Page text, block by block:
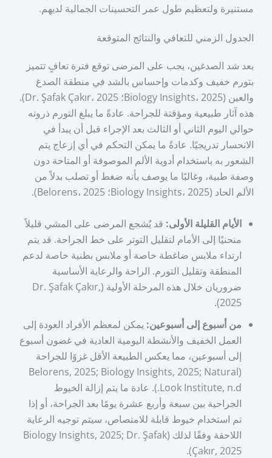
مستنيرة ولتعظيم طول عمر التحسينات الجمالية لديهم.
الجدول الزمني للتعافي والنتائج المتوقعة
بعد شد الصدغين، يجب على المرضى توقع فترة تعافٍ تتميز
بتورم خفيف وكدمات وإحساس بالشد في منطقة الصدغ
والعين (Biology Insights، 2025؛ Dr. Şafak Çakır، 2025).
هذه آثار طبيعية ومؤقتة للجراحة. عادةً ما يبلغ التورم ذروته
حوالي اليوم الثاني أو الثالث بعد الإجراء قبل أن يبدأ في
الانحسار تدريجيًا. عادةً ما يمكن التحكم في أي إزعاج يتم
الشعور به باستخدام أدوية الألم الموصوفة أو المتاحة دون
وصفة طبية، وغالبًا ما يوصف بأنه ضغط أو تصلب بدلاً من
الألم الحاد (Biology Insights، 2025؛ Belorens، 2025).
الأيام القليلة الأولى: قد يُشجع المرضى على المشي قليلاً
منحنيًا إلى الأمام لتقليل التوتر على خط الجراحة. قد يتم
ارتداء ملابس ضاغطة خاصة أو ملابس بطنية خاصة لدعم
المنطقة وتقليل التورم. الراحة والرعاية الأساسية
ضروريان خلال هذه المرحلة الأولية (Dr. Şafak Çakır,
2025).
من أسبوع إلى أسبوعين: يمكن لمعظم الأفراد العودة إلى
العمل الخفيف والأنشطة اليومية العادية في غضون أسبوع
إلى أسبوعين، مما يعكس الطبيعة الأقل غزوًا للجراحة
(Belorens, 2025; Biology Insights, 2025; Natural
Look Institute, n.d.). عادة ما يتم إزالة الخيوط
الجراحية بين سبعة وأربع عشرة يومًا بعد الجراحة، أو إذا
تم استخدام خيوط قابلة للامتصاص، سيتم توجيه الرعاية
اللاحقة وفقًا لذلك (Biology Insights, 2025; Dr. Şafak
Çakır, 2025).